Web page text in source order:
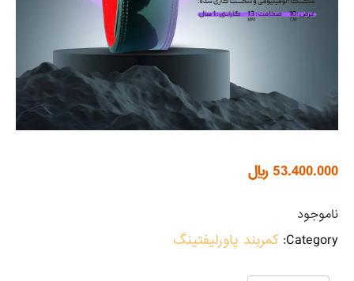
53.400.000 ﷼
ناموجود
Category: کمربند پاورلیفتینگ